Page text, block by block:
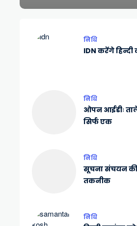
निधि
IDN करेंगे
निधि
ओपन आईडीः
सिर्फ एक
निधि
सूचना संचयन की
तकनीक
निधि